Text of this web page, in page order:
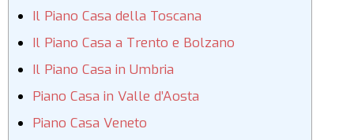
Il Piano Casa della Toscana
Il Piano Casa a Trento e Bolzano
Il Piano Casa in Umbria
Piano Casa in Valle d’Aosta
Piano Casa Veneto